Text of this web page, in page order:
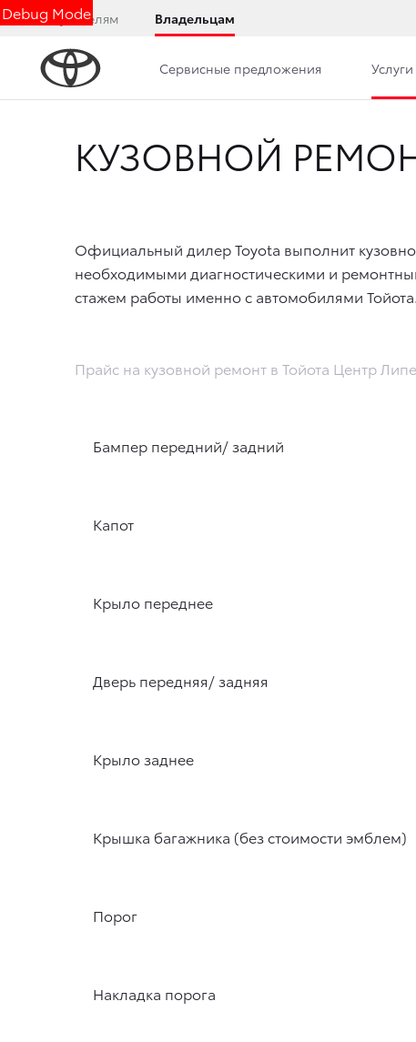
Debug Mode
Покупателям Владельцам
Сервисные предложения
КУЗОВНОЙ РЕМОНТ
Официальный дилер Toyota выполнит
необходимыми диагностическими и
стажем работы именно с автомобилями Тойота.
Прайс на кузовной ремонт в Тойота Центр
Бампер передний/ задний
Капот
Крыло переднее
Дверь передняя/ задняя
Крыло заднее
Крышка багажника (без стоимости эмблем)
Порог
Накладка порога